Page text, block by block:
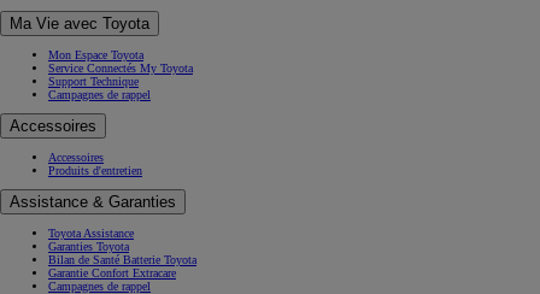
Ma Vie avec Toyota
Mon Espace Toyota
Service Connectés My Toyota
Support Technique
Campagnes de rappel
Accessoires
Accessoires
Produits d'entretien
Assistance & Garanties
Toyota Assistance
Garanties Toyota
Bilan de Santé Batterie Toyota
Garantie Confort Extracare
Campagnes de rappel